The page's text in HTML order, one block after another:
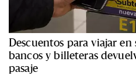
Descuentos para viajar
bancos y billeteras
pasaje